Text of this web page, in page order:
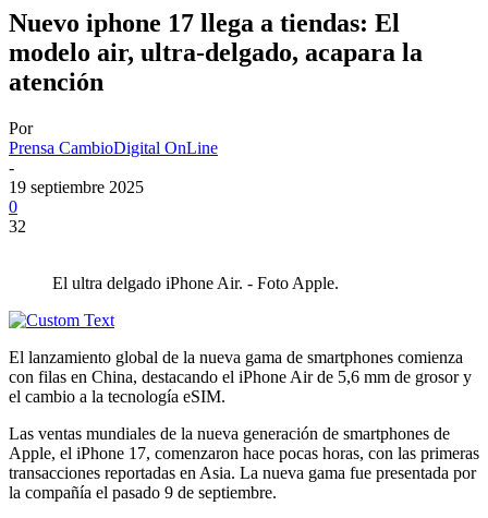
Nuevo iphone 17 llega a tiendas: El
modelo air, ultra-delgado, acapara la
atención
Por
Prensa CambioDigital OnLine
-
19 septiembre 2025
0
32
El ultra delgado iPhone Air. - Foto Apple.
El lanzamiento global de la nueva gama de smartphones comienza
con filas en China, destacando el iPhone Air de 5,6 mm de grosor y
el cambio a la tecnología eSIM.
Las ventas mundiales de la nueva generación de smartphones de
Apple, el iPhone 17, comenzaron hace pocas horas, con las primeras
transacciones reportadas en Asia. La nueva gama fue presentada por
la compañía el pasado 9 de septiembre.